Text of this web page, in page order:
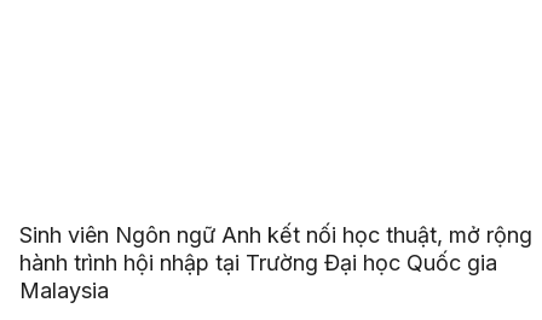
Sinh viên Ngôn ngữ Anh kết nối học thuật, mở rộng
hành trình hội nhập tại Trường Đại học Quốc gia
Malaysia